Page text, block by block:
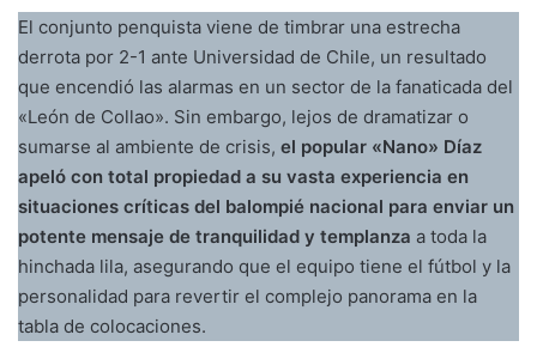
El conjunto penquista viene de timbrar una estrecha
derrota por 2-1 ante Universidad de Chile, un resultado
que encendió las alarmas en un sector de la fanaticada del
«León de Collao». Sin embargo, lejos de dramatizar o
sumarse al ambiente de crisis, el popular «Nano» Díaz
apeló con total propiedad a su vasta experiencia en
situaciones críticas del balompié nacional para enviar un
potente mensaje de tranquilidad y templanza a toda la
hinchada lila, asegurando que el equipo tiene el fútbol y la
personalidad para revertir el complejo panorama en la
tabla de colocaciones.